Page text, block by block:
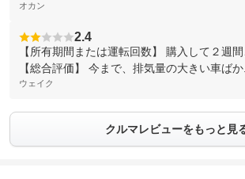
オカン
2.4
【所有期間または運転回数】 購入して２週
【総合評価】 今まで、排気量の大きい車ばか
ウェイク
クルマレビューをもっと見